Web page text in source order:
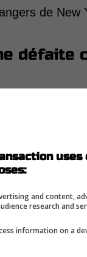
de New
défaite
en
avec les
and content,
research and
information on a